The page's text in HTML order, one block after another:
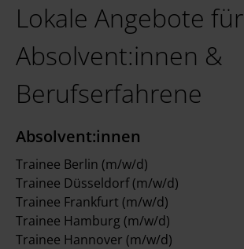
Lokale Angebote für
Absolvent:innen &
Berufserfahrene
Absolvent:innen
Trainee Berlin (m/w/d)
Trainee Düsseldorf (m/w/d)
Trainee Frankfurt (m/w/d)
Trainee Hamburg (m/w/d)
Trainee Hannover (m/w/d)